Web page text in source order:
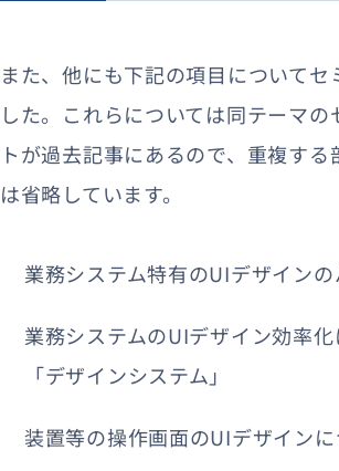
また、他にも下記の項目についてセ
した。これらについては同テーマの
トが過去記事にあるので、重複する
は省略しています。
業務システム特有のUIデザインの
業務システムのUIデザイン効率
「デザインシステム」
装置等の操作画面のUIデザインに